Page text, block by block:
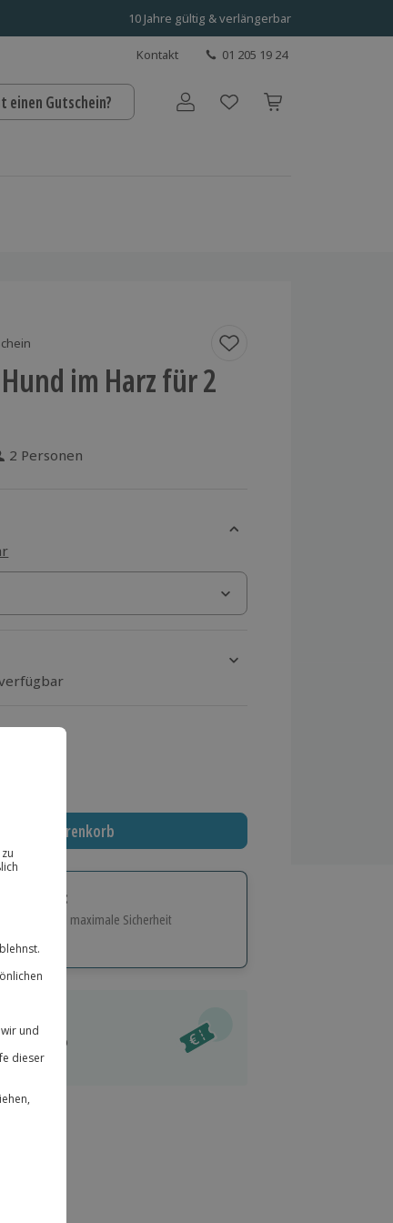
10 Jahre gültig & verlängerbar
Kontakt 01 205 19 24
einen Gutschein? Benutzerkonto
im Harz für 2
13 Bewertungen
2 Personen
In den Warenkorb
Geschenk:
und maximale Sicherheit
alle Erlebnisse einlösbar.